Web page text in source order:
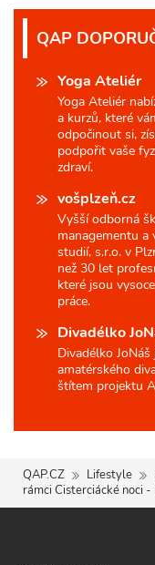
QAP
Yoga Ateliér
Yoga Ateliér
a kurzů, které
odpočinout si,
podpořit vaše
zdraví.
vošplzeň.cz
Vyšší odborná
managementu a
studií, s.r.o. v
než 30 let
které jsou
práce.
Divadélko
Divadélko
amatérského
štítem projektu
QAP.CZ Lifestyle
rámci Cisterciácké noci -